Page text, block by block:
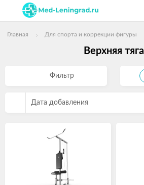
Главная Для спорта и коррекции фигуры
Верхняя тяга
Фильтр
Дата добавления